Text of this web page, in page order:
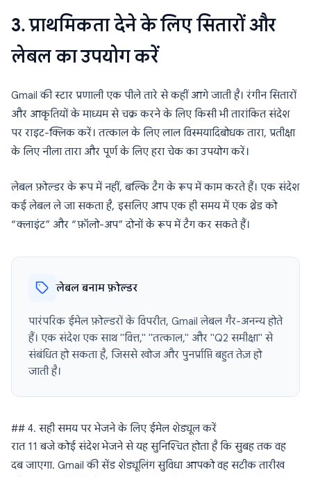
3. प्राथमिकता देने के लिए सितारों और
लेबल का उपयोग करें
Gmail की स्टार प्रणाली एक पीले तारे से कहीं आगे जाती है। रंगीन सितारों
और आकृतियों के माध्यम से चक्र करने के लिए किसी भी तारांकित संदेश
पर राइट-क्लिक करें। तत्काल के लिए लाल विस्मयादिबोधक तारा, प्रतीक्षा
के लिए नीला तारा और पूर्ण के लिए हरा चेक का उपयोग करें।
लेबल फ़ोल्डर के रूप में नहीं, बल्कि टैग के रूप में काम करते हैं। एक संदेश
कई लेबल ले जा सकता है, इसलिए आप एक ही समय में एक थ्रेड को
“क्लाइंट” और “फ़ॉलो-अप” दोनों के रूप में टैग कर सकते हैं।
लेबल बनाम फ़ोल्डर
पारंपरिक ईमेल फ़ोल्डरों के विपरीत, Gmail लेबल गैर-अनन्य होते
हैं। एक संदेश एक साथ "वित्त," "तत्काल," और "Q2 समीक्षा" से
संबंधित हो सकता है, जिससे खोज और पुनर्प्राप्ति बहुत तेज़ हो
जाती है।
## 4. सही समय पर भेजने के लिए ईमेल शेड्यूल करें
रात 11 बजे कोई संदेश भेजने से यह सुनिश्चित होता है कि सुबह तक वह
दब जाएगा. Gmail की सेंड शेड्यूलिंग सुविधा आपको वह सटीक तारीख